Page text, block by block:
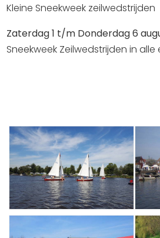
Kleine Sneekweek zeilwedstrijden
Zaterdag 1 t/m Donderdag 6
Sneekweek Zeilwedstrijden in alle